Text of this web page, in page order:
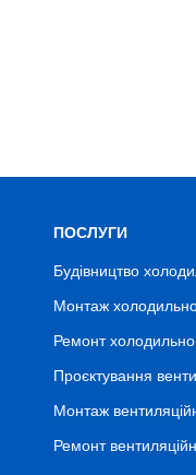
ПОСЛУГИ
Будівництво
Монтаж
Ремонт
Проєктування
Монтаж
Ремонт